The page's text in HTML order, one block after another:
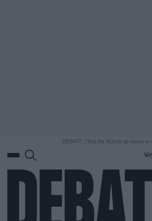
DEBATE: Πότε θα θέλατε να γίνουν οι